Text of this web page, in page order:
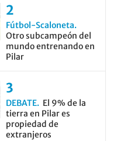
Fútbol-Scaloneta
Otro subcampeón del
mundo entrenando en
Pilar
DEBATE
El 9% de la
tierra en Pilar es
propiedad de
extranjeros